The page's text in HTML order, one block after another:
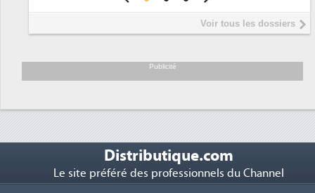
Interview
président
soutient
Voir tous les dossiers
Publicité
Distributique.com
Le site préféré des professionnels du Channel